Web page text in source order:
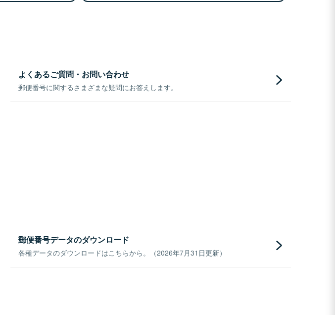
よくあるご質問・お問い合わせ
郵便番号に関するさまざまな疑問にお答えします。
郵便番号データのダウンロード
各種データのダウンロードはこちらから。（2026年7月31日更新）